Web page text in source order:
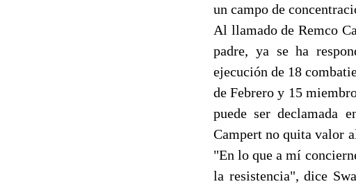
un campo de
Al llamado de Remco
padre, ya se ha
ejecución de 18
de Febrero y 15
puede ser declamada
Campert no quita valor
"En lo que a mí
la resistencia", dice